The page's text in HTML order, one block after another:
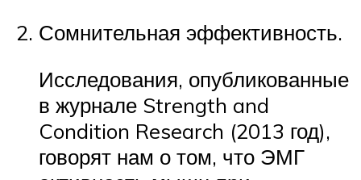
Сомнительная эффективность.
Исследования, опубликованные
в журнале Strength and
Condition Research (2013 год),
говорят нам о том, что ЭМГ